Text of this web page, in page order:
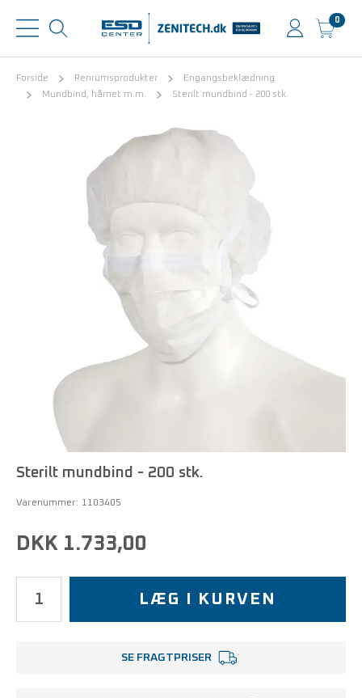
0
Forside Renrumsprodukter
Engangsbeklædning
Mundbind, hårnet m.m.
Sterilt mundbind - 200 stk.
Sterilt mundbind - 200 stk.
Varenummer: 1103405
DKK 1.733,00
LÆG I KURVEN
SE FRAGTPRISER